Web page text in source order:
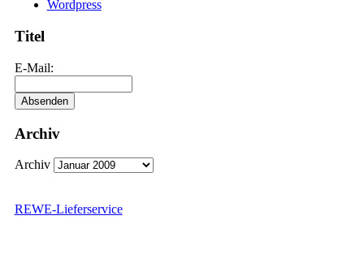
Wordpress
Titel
E-Mail:
Archiv
Archiv
REWE-Lieferservice